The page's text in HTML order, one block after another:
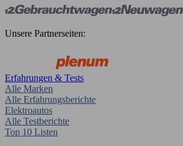
Unsere Partnerseiten:
Erfahrungen & Tests
Alle Marken
Alle Erfahrungsberichte
Elektroautos
Alle Testberichte
Top 10 Listen